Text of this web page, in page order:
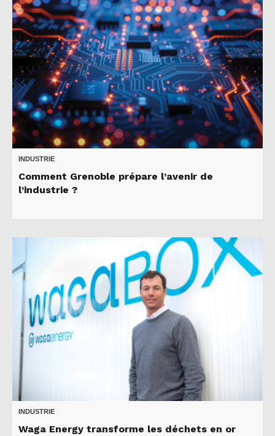
INDUSTRIE
Comment Grenoble prépare l’avenir de
l’industrie ?
INDUSTRIE
Waga Energy transforme les déchets en or